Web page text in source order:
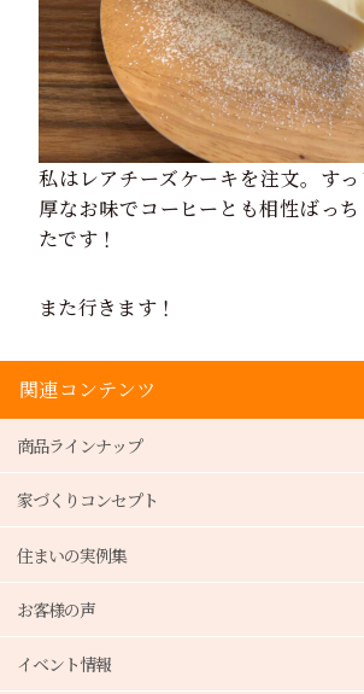
私はレアチーズケーキを注文。す
厚なお味でコーヒーとも相性ばっ
たです！
また行きます！
関連コンテンツ
商品ラインナップ
家づくりコンセプト
住まいの実例集
お客様の声
イベント情報